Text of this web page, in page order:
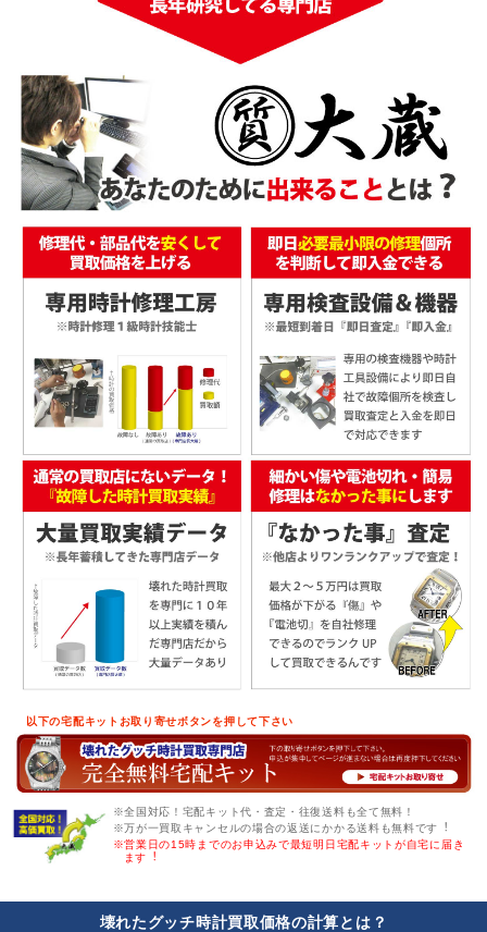
以下の宅配キットお取り寄せボタンを押して下さい
※全国対応！宅配キット代・査定・往復送料も全て無料！
※万が一買取キャンセルの場合の返送にかかる送料も無料です︕
※営業日の15時までのお申込みで最短明日宅配キットが自宅に届き
ます︕
壊れたグッチ時計買取価格の計算とは？